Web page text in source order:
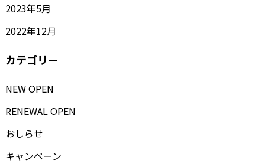
2023年5月
2022年12月
カテゴリー
NEW OPEN
RENEWAL OPEN
おしらせ
キャンペーン